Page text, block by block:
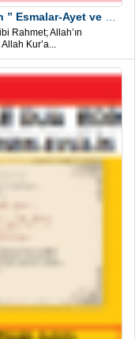
Rahmet; Allah’ın
Kur’a...